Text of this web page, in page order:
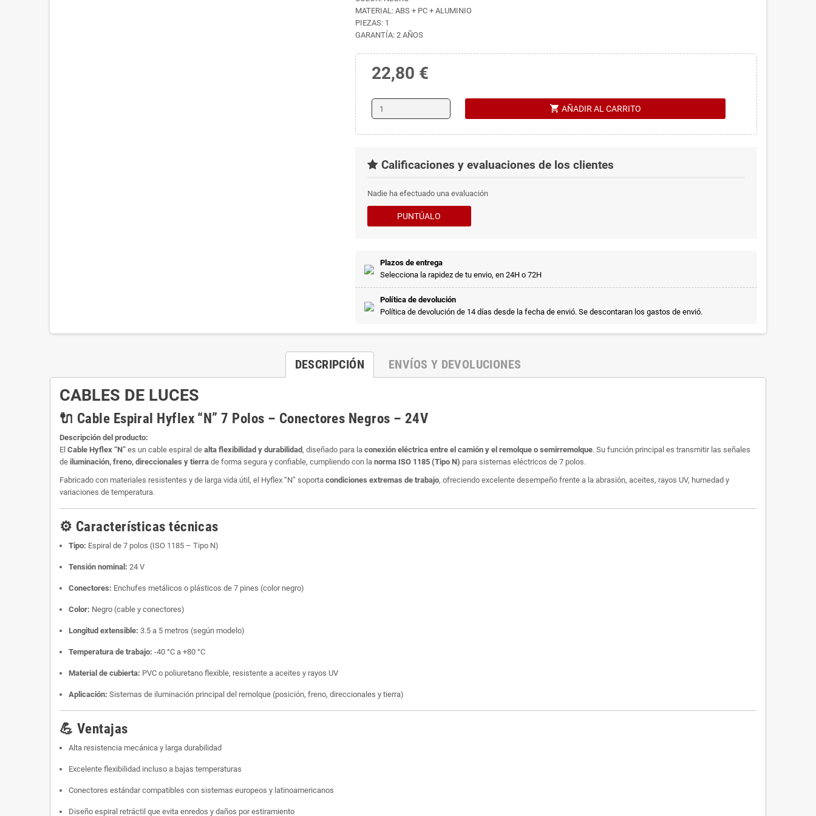
MATERIAL: ABS + PC + ALUMINIO
PIEZAS: 1
GARANTÍA: 2 AÑOS
22,80 €
shopping_cart AÑADIR AL CARRITO
Calificaciones y evaluaciones de los clientes
Nadie ha efectuado una evaluación
PUNTÚALO
Plazos de entrega
Selecciona la rapidez de tu envio, en 24H o 72H
Política de devolución
Política de devolución de 14 días desde la fecha de envió. Se descontaran los gastos de envió.
DESCRIPCIÓN ENVÍOS Y DEVOLUCIONES
CABLES DE LUCES
🔌 Cable Espiral Hyflex “N” 7 Polos – Conectores Negros – 24V
Descripción del producto:
El Cable Hyflex “N” es un cable espiral de alta flexibilidad y durabilidad, diseñado para la conexión eléctrica entre el camión y el remolque o semirremolque. Su función principal es transmitir las señales
de iluminación, freno, direccionales y tierra de forma segura y confiable, cumpliendo con la norma ISO 1185 (Tipo N) para sistemas eléctricos de 7 polos.
Fabricado con materiales resistentes y de larga vida útil, el Hyflex “N” soporta condiciones extremas de trabajo, ofreciendo excelente desempeño frente a la abrasión, aceites, rayos UV, humedad y
variaciones de temperatura.
⚙️ Características técnicas
Tipo: Espiral de 7 polos (ISO 1185 – Tipo N)
Tensión nominal: 24 V
Conectores: Enchufes metálicos o plásticos de 7 pines (color negro)
Color: Negro (cable y conectores)
Longitud extensible: 3.5 a 5 metros (según modelo)
Temperatura de trabajo: -40 °C a +80 °C
Material de cubierta: PVC o poliuretano flexible, resistente a aceites y rayos UV
Aplicación: Sistemas de iluminación principal del remolque (posición, freno, direccionales y tierra)
💪 Ventajas
Alta resistencia mecánica y larga durabilidad
Excelente flexibilidad incluso a bajas temperaturas
Conectores estándar compatibles con sistemas europeos y latinoamericanos
Diseño espiral retráctil que evita enredos y daños por estiramiento